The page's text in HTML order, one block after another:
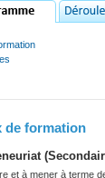
de formation
et à mener à terme